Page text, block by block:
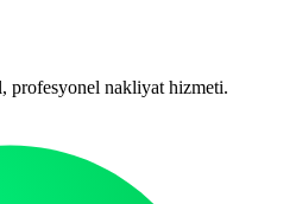
profesyonel nakliyat hizmeti.